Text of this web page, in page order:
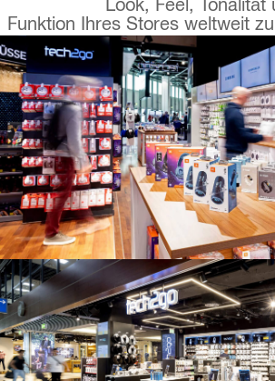
Look, Feel, Tonalität
Funktion Ihres Stores weltweit